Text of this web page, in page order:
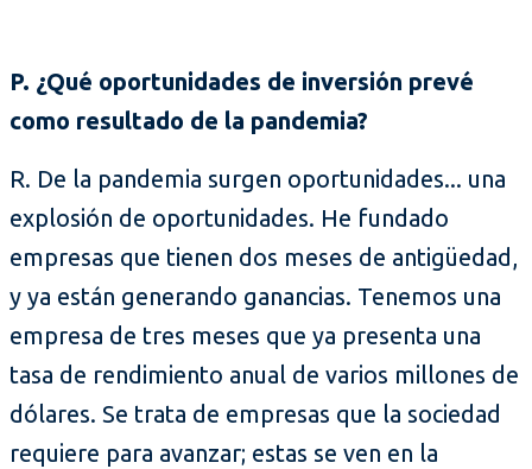
P. ¿Qué oportunidades de inversión prevé
como resultado de la pandemia?
R. De la pandemia surgen oportunidades... una
explosión de oportunidades. He fundado
empresas que tienen dos meses de antigüedad,
y ya están generando ganancias. Tenemos una
empresa de tres meses que ya presenta una
tasa de rendimiento anual de varios millones de
dólares. Se trata de empresas que la sociedad
requiere para avanzar; estas se ven en la